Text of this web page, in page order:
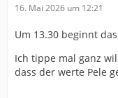
16. Mai 2026 um 12:21
Um 13.30 beginnt
Ich tippe mal ganz
dass der werte Pele